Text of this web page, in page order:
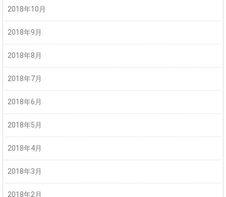
2018年10月
2018年9月
2018年8月
2018年7月
2018年6月
2018年5月
2018年4月
2018年3月
2018年2月